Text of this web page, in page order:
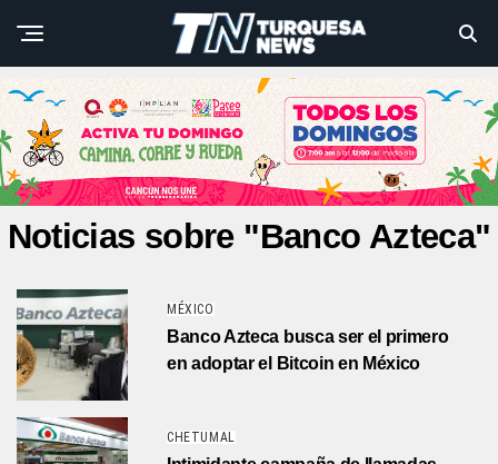
Noticias sobre "Banco Azteca"
MÉXICO
Banco Azteca busca ser el primero
en adoptar el Bitcoin en México
CHETUMAL